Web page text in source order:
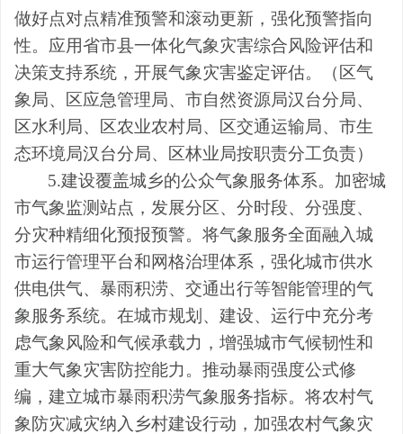
做好点对点精准预警和滚动更新，强化预警指向
性。 应用省市县一体化气象灾害综合风险评估和
决策支持系统，开展气象灾害鉴定评估。
（ 区气
象局、
区应急管理 局、 市自然资源局汉台分局、
区水利局、 区农业农村局、 区交通运输局、 市生
态环境局汉台分局、 区林业局按职责分工负责）
5.建设覆盖城乡的公众气象服务体系。 加密城
市气象监测站点，发展分区、分时段、分强度、
分灾种精细化预报预警。将气象服务全面融入城
市运行管理平台和网格治理体系，强化城市供水
供电供气、 暴雨积涝、交通出行等智能管理的气
象服务系统。在城市规划、建设、运行中充分考
虑气象风险和气候承载力，增强城市气候韧性和
重大气象灾害防控能力。 推动暴雨强度公式修
编，建立城市暴雨积涝气象服务指标。 将农村气
象防灾减灾纳入乡村建设行动，加强农村气象灾